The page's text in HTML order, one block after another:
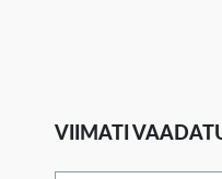
VIIMATI